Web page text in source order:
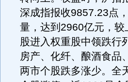
深成指报收9857.23点
量，达到2960亿元，
股进入权重股中领跌行
房产、化纤、酿酒食品
两市个股跌多涨少。全